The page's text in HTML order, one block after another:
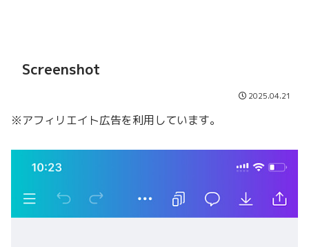
Screenshot
2025.04.21
※アフィリエイト広告を利用しています。